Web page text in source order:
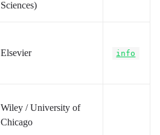
Sciences)
Elsevier info
Wiley / University of
Chicago